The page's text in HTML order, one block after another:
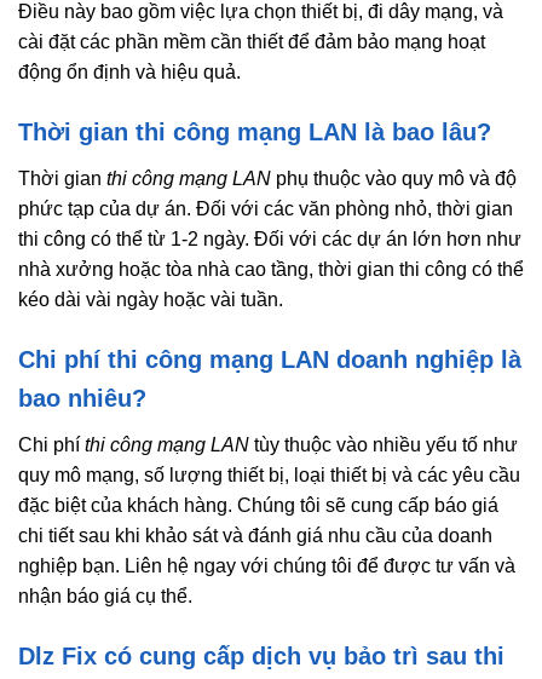
Điều này bao gồm việc lựa chọn thiết bị, đi dây mạng, và
cài đặt các phần mềm cần thiết để đảm bảo mạng hoạt
động ổn định và hiệu quả.
Thời gian thi công mạng LAN là bao lâu?
Thời gian thi công mạng LAN phụ thuộc vào quy mô và độ
phức tạp của dự án. Đối với các văn phòng nhỏ, thời gian
thi công có thể từ 1-2 ngày. Đối với các dự án lớn hơn như
nhà xưởng hoặc tòa nhà cao tầng, thời gian thi công có thể
kéo dài vài ngày hoặc vài tuần.
Chi phí thi công mạng LAN doanh nghiệp là
bao nhiêu?
Chi phí thi công mạng LAN tùy thuộc vào nhiều yếu tố như
quy mô mạng, số lượng thiết bị, loại thiết bị và các yêu cầu
đặc biệt của khách hàng. Chúng tôi sẽ cung cấp báo giá
chi tiết sau khi khảo sát và đánh giá nhu cầu của doanh
nghiệp bạn. Liên hệ ngay với chúng tôi để được tư vấn và
nhận báo giá cụ thể.
Dlz Fix có cung cấp dịch vụ bảo trì sau thi